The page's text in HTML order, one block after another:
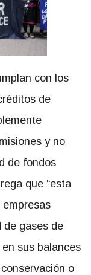
con los
de
y no
de fondos
que “esta
de gases de
sus balances
o